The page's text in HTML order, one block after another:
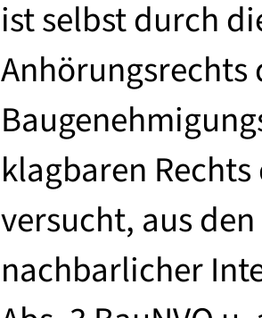
ist selbst durch
klagbaren
versucht, aus
nachbarlicher